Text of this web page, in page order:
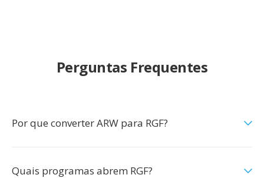
Perguntas Frequentes
Por que converter ARW para RGF?
Quais programas abrem RGF?